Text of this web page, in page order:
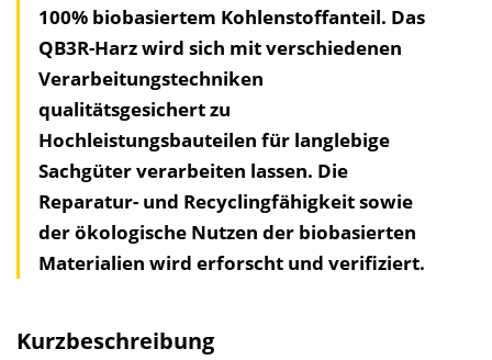
100% biobasiertem Kohlenstoffanteil. Das
QB3R-Harz wird sich mit verschiedenen
Verarbeitungstechniken
qualitätsgesichert zu
Hochleistungsbauteilen für langlebige
Sachgüter verarbeiten lassen. Die
Reparatur- und Recyclingfähigkeit sowie
der ökologische Nutzen der biobasierten
Materialien wird erforscht und verifiziert.
Kurzbeschreibung